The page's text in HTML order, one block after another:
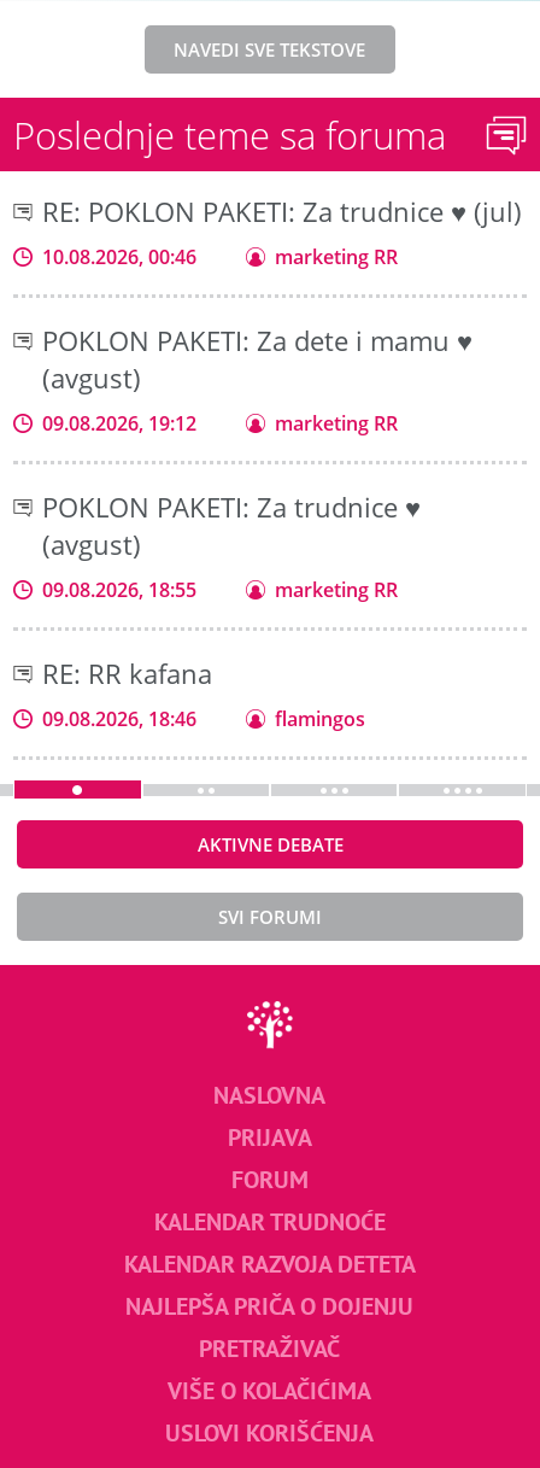
NAVEDI SVE TEKSTOVE
Poslednje teme sa foruma
RE: POKLON PAKETI: Za trudnice ♥ (jul)
10.08.2026, 00:46 marketing RR
POKLON PAKETI: Za dete i mamu ♥
(avgust)
09.08.2026, 19:12 marketing RR
POKLON PAKETI: Za trudnice ♥
(avgust)
09.08.2026, 18:55 marketing RR
RE: RR kafana
09.08.2026, 18:46 flamingos
AKTIVNE DEBATE
SVI FORUMI
NASLOVNA
PRIJAVA
FORUM
KALENDAR TRUDNOĆE
KALENDAR RAZVOJA DETETA
NAJLEPŠA PRIČA O DOJENJU
PRETRAŽIVAČ
VIŠE O KOLAČIĆIMA
USLOVI KORIŠĆENJA